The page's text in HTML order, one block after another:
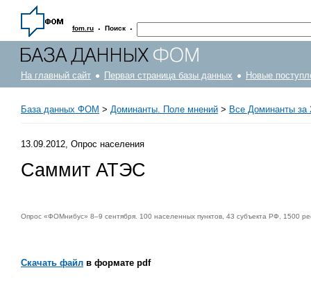
fom.ru · Поиск ·
На главный сайт Первая страница базы данных Новые
База данных ФОМ > Доминанты. Поле мнений > Все Доминанты за
13.09.2012, Опрос населения
Саммит АТЭС
Опрос «ФОМнибус» 8–9 сентября. 100 населенных пунктов, 43 субъекта РФ, 1500
Скачать файл в формате pdf